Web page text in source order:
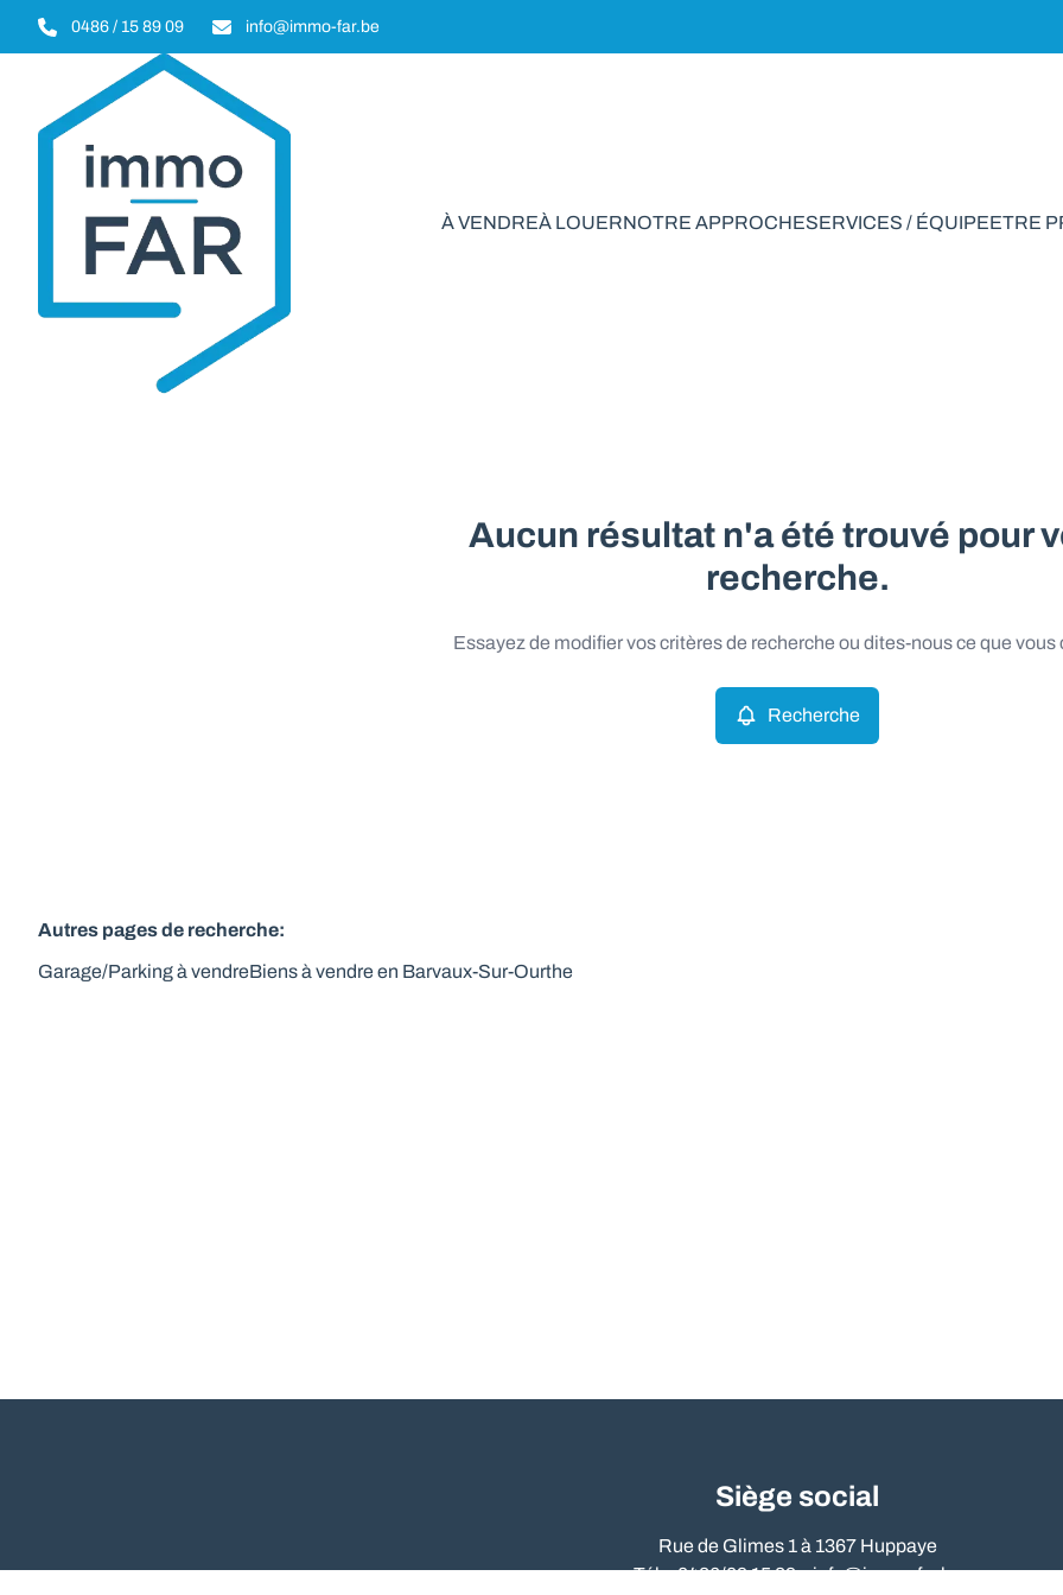
Aller au contenu principal
0486 / 15 89 09 info@immo-far.be
À VENDREÀ LOUERNOTRE APPROCHESERVICES / ÉQUIPEETRE
Garage/Parking à vendre en
Aucun résultat n'a été trouvé pour
recherche.
Essayez de modifier vos critères de recherche ou dites-nous ce que vous
Recherche
Autres pages de recherche:
Garage/Parking à vendreBiens à vendre en Barvaux-Sur-Ourthe
Siège social
Rue de Glimes 1 à 1367 Huppaye
Tél. : 0486/09 15 89 –info@immo-far.be